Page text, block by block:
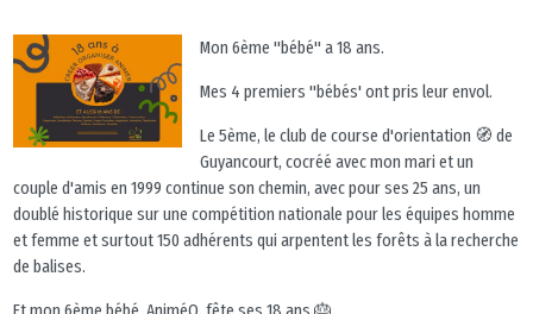
Mon 6ème "bébé" a 18 ans.
Mes 4 premiers "bébés' ont pris leur envol.
Le 5ème, le club de course d'orientation 🧭 de
Guyancourt, cocréé avec mon mari et un
couple d'amis en 1999 continue son chemin, avec pour ses 25 ans, un
doublé historique sur une compétition nationale pour les équipes homme
et femme et surtout 150 adhérents qui arpentent les forêts à la recherche
de balises.